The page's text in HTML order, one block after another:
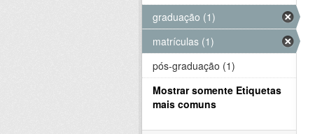
graduação (1)
matrículas (1)
pós-graduação (1)
Mostrar somente Etiquetas
mais comuns